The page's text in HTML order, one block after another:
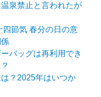
泉禁止と言われたが
節気 春分の日の意
バッグは再利用でき
？2025年はいつか